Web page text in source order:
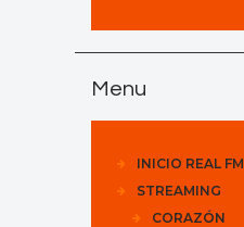
Menu
INICIO REAL FM
STREAMING
CORAZÓN